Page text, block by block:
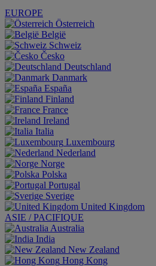
EUROPE
Österreich
België
Schweiz
Česko
Deutschland
Danmark
España
Finland
France
Ireland
Italia
Luxembourg
Nederland
Norge
Polska
Portugal
Sverige
United Kingdom
ASIE / PACIFIQUE
Australia
India
New Zealand
Hong Kong